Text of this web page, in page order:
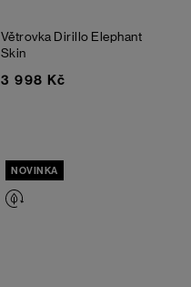
Větrovka Dirillo Elephant
Skin
3 998 Kč
NOVINKA